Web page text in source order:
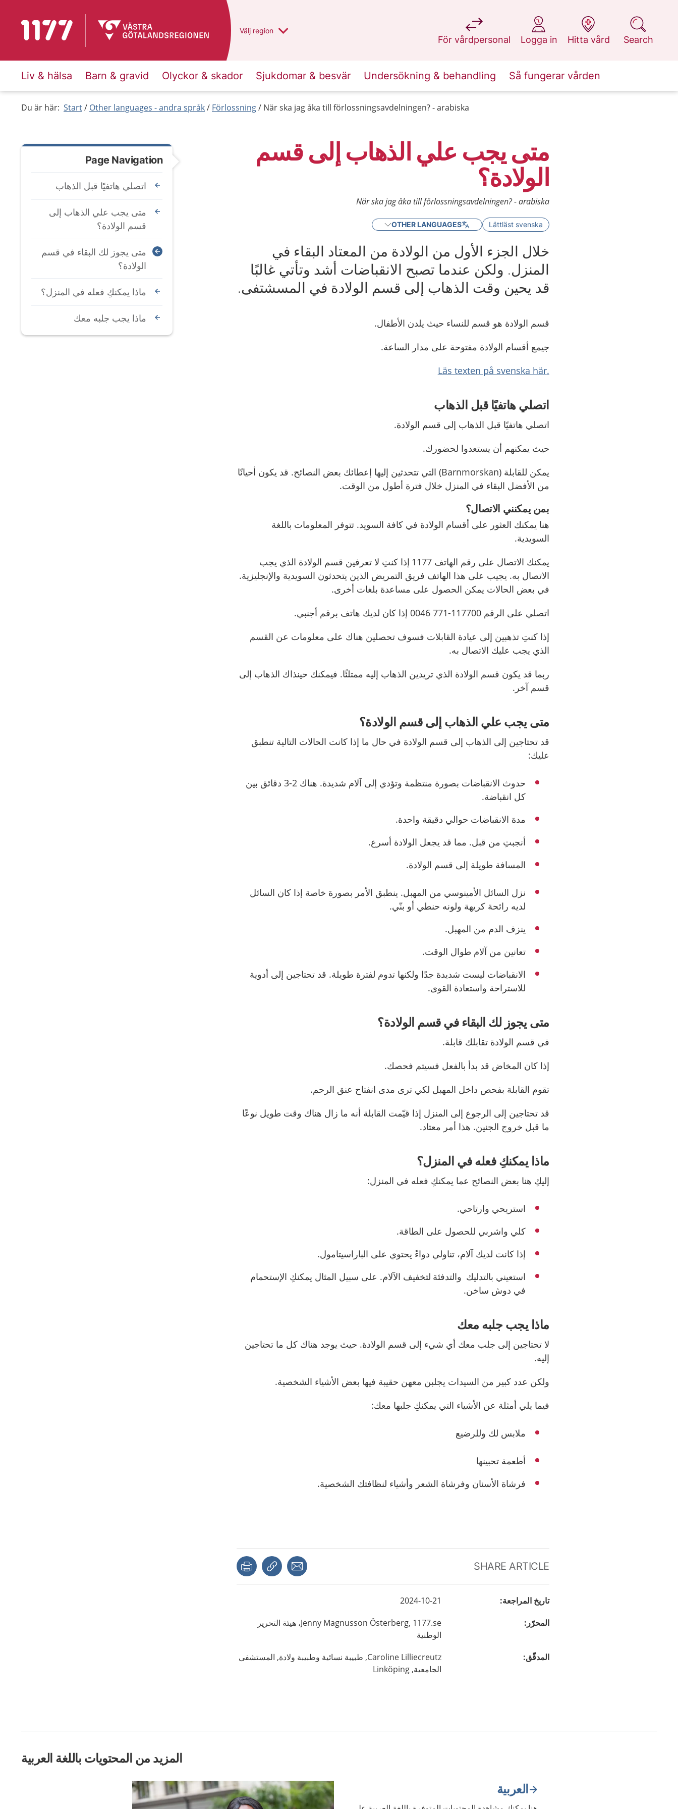
To start page for 1177 Du har valt region
Välj en annan
region
För vårdpersonal
at 1177.se
Logga in
at 1177.se
Hitta vård
at 1177.se
Search
at 1177.se
Liv & hälsa Barn & gravid Olyckor & skador Sjukdomar & besvär Undersökning & behandling Så fungerar vården
Du är här: Start Other languages - andra språk Förlossning När ska jag åka till förlossningsavdelningen? - arabiska
متى يجب علي الذهاب إلى قسم
الولادة؟
När ska jag åka till förlossningsavdelningen? - arabiska
Lättläst svenska
OTHER LANGUAGES
خلال الجزء الأول من الولادة من المعتاد البقاء في
المنزل. ولكن عندما تصبح الانقباضات أشد وتأتي غالبًا
قد يحين وقت الذهاب إلى قسم الولادة في المسشتفى.
قسم الولادة هو قسم للنساء حيث يلدن الأطفال.
جيمع أقسام الولادة مفتوحة على مدار الساعة.
.Läs texten på svenska här
اتصلي هاتفيًا قبل الذهاب
اتصلي هاتفيًا قبل الذهاب إلى قسم الولادة.
حيث يمكنهم أن يستعدوا لحضورك.
يمكن للقابلة (Barnmorskan) التي تتحدثين إليها إعطائك بعض النصائح. قد يكون أحيانًا
من الأفضل البقاء في المنزل خلال فترة أطول من الوقت.
بمن يمكنني الاتصال؟
هنا يمكنك العثور على أقسام الولادة في كافة السويد. تتوفر المعلومات باللغة
السويدية.
يمكنك الاتصال على رقم الهاتف 1177 إذا كنتِ لا تعرفين قسم الولادة الذي يجب
الاتصال به. يجيب على هذا الهاتف فريق التمريض الذين يتحدثون السويدية والإنجليزية.
في بعض الحالات يمكن الحصول على مساعدة بلغات أخرى.
اتصلي على الرقم 117700-771 0046 إذا كان لديك هاتف برقم أجنبي.
إذا كنتِ تذهبين إلى عيادة القابلات فسوف تحصلين هناك على معلومات عن القسم
الذي يجب عليك الاتصال به.
ربما قد يكون قسم الولادة الذي تريدين الذهاب إليه ممتلئًا. فيمكنك حينذاك الذهاب إلى
قسم آخر .
متى يجب علي الذهاب إلى قسم الولادة؟
قد تحتاجين إلى الذهاب إلى قسم الولادة في حال ما إذا كانت الحالات التالية تنطبق
عليك:
حدوث الانقباضات بصورة منتظمة وتؤدي إلى آلام شديدة. هناك 2-3 دقائق بين
كل انقباضة.
مدة الانقباضات حوالي دقيقة واحدة.
أنجبتِ من قبل. مما قد يجعل الولادة أسرع.
المسافة طويلة إلى قسم الولادة.
نزل السائل الأمينوسي من المهبل. ينطبق الأمر بصورة خاصة إذا كان السائل
لديه رائحة كريهة ولونه حنطي أو بنّي.
ينزف الدم من المهبل.
تعانين من آلام طوال الوقت.
الانقباضات ليست شديدة جدًا ولكنها تدوم لفترة طويلة. قد تحتاجين إلى أدوية
للاستراحة واستعادة القوى.
متى يجوز لك البقاء في قسم الولادة؟
في قسم الولادة تقابلك قابلة.
إذا كان المخاض قد بدأ بالفعل فسيتم فحصك.
تقوم القابلة بفحص داخل المهبل لكي ترى مدى انفتاح عنق الرحم.
قد تحتاجين إلى الرجوع إلى المنزل إذا قيّمت القابلة أنه ما زال هناك وقت طويل نوعًا
ما قبل خروج الجنين. هذا أمر معتاد.
ماذا يمكنكِ فعله في المنزل؟
إليكِ هنا بعض النصائح عما يمكنكِ فعله في المنزل:
استريحي وارتاحي.
كلي واشربي للحصول على الطاقة.
إذا كانت لديك آلام، تناولي دواءً يحتوي على الباراسيتامول.
استعيني بالتدليك والتدفئة لتخفيف الآلام. على سبيل المثال يمكنكِ الإستحمام
في دوش ساخن.
ماذا يجب جلبه معك
لا تحتاجين إلى جلب معك أي شيء إلى قسم الولادة. حيث يوجد هناك كل ما تحتاجين
إليه.
ولكن عدد كبير من السيدات يجلبن معهن حقيبة فيها بعض الأشياء الشخصية.
فيما يلي أمثلة عن الأشياء التي يمكنكِ جلبها معك:
ملابس لك وللرضيع
أطعمة تحبينها
فرشاة الأسنان وفرشاة الشعر وأشياء لنظافتك الشخصية.
SHARE ARTICLE
Share with a friend
Copy link
تاريخ المراجعة:
2024-10-21
المحرّر :
Jenny Magnusson Österberg,
1177.se، هيئة التحرير
الوطنية
المدقّق:
Caroline Lilliecreutz, طبيبة نسائية وطبيبة ولادة, المستشفى
الجامعية, Linköping
Page Navigation
اتصلي هاتفيًا قبل الذهاب
متى يجب علي الذهاب إلى
قسم الولادة؟
متى يجوز لك البقاء في قسم
الولادة؟
ماذا يمكنكِ فعله في المنزل؟
ماذا يجب جلبه معك
المزيد من المحتويات باللغة العربية
العربية